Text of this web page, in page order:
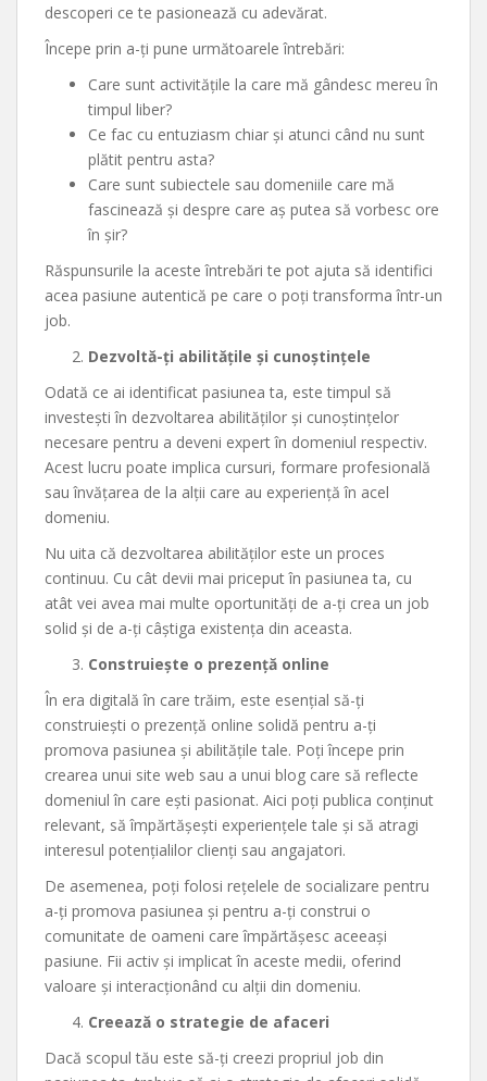
descoperi ce te pasionează cu adevărat.
Începe prin a-ți pune următoarele întrebări:
Care sunt activitățile la care mă gândesc mereu în
timpul liber?
Ce fac cu entuziasm chiar și atunci când nu sunt
plătit pentru asta?
Care sunt subiectele sau domeniile care mă
fascinează și despre care aș putea să vorbesc ore
în șir?
Răspunsurile la aceste întrebări te pot ajuta să identifici
acea pasiune autentică pe care o poți transforma într-un
job.
Dezvoltă-ți abilitățile și cunoștințele
Odată ce ai identificat pasiunea ta, este timpul să
investești în dezvoltarea abilităților și cunoștințelor
necesare pentru a deveni expert în domeniul respectiv.
Acest lucru poate implica cursuri, formare profesională
sau învățarea de la alții care au experiență în acel
domeniu.
Nu uita că dezvoltarea abilităților este un proces
continuu. Cu cât devii mai priceput în pasiunea ta, cu
atât vei avea mai multe oportunități de a-ți crea un job
solid și de a-ți câștiga existența din aceasta.
Construiește o prezență online
În era digitală în care trăim, este esențial să-ți
construiești o prezență online solidă pentru a-ți
promova pasiunea și abilitățile tale. Poți începe prin
crearea unui site web sau a unui blog care să reflecte
domeniul în care ești pasionat. Aici poți publica conținut
relevant, să împărtășești experiențele tale și să atragi
interesul potențialilor clienți sau angajatori.
De asemenea, poți folosi rețelele de socializare pentru
a-ți promova pasiunea și pentru a-ți construi o
comunitate de oameni care împărtășesc aceeași
pasiune. Fii activ și implicat în aceste medii, oferind
valoare și interacționând cu alții din domeniu.
Creează o strategie de afaceri
Dacă scopul tău este să-ți creezi propriul job din